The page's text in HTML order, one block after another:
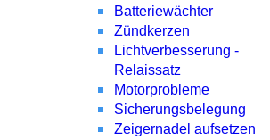
Batteriewächter
Zündkerzen
Lichtverbesserung -
Relaissatz
Motorprobleme
Sicherungsbelegung
Zeigernadel aufsetzen